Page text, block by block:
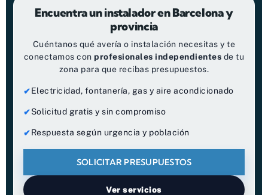
Encuentra un instalador en Barcelona y
provincia
Cuéntanos qué avería o instalación necesitas y te
conectamos conprofesionales independientes de tu
zona para que recibas presupuestos.
Electricidad, fontanería, gas y aire acondicionado
Solicitud gratis y sin compromiso
Respuesta según urgencia y población
SOLICITAR PRESUPUESTOS
Ver servicios